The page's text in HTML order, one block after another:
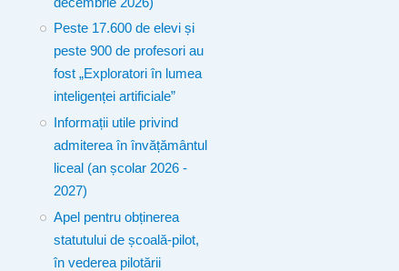
Peste 17.600 de elevi și
peste 900 de profesori au
fost „Exploratori în lumea
inteligenței artificiale”
Informații utile privind
admiterea în învățământul
liceal (an școlar 2026 -
2027)
Apel pentru obținerea
statutului de școală-pilot,
în vederea pilotării